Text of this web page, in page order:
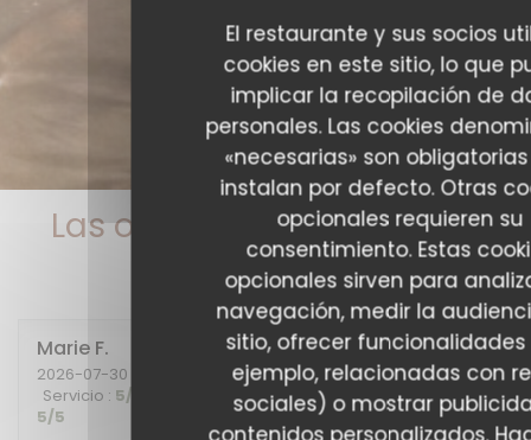
El restaurante y sus socios
cookies en este sitio, lo que
implicar la recopilación de
personales. Las cookies
«necesarias» son
instalan por defecto. Otras
opcionales requieren su
consentimiento. Estas
opcionales sirven para
navegación, medir la
sitio, ofrecer
ejemplo, relacionadas con
sociales) o mostrar
Las opiniones de nuestros
clientes
Marie F
2026-07-30 - 20:00 - Invitados 2
Servicio : 5/5 5/5 Menú:5 /5 Calidad / Precio:
5/5